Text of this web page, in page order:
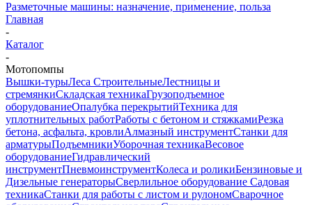
Разметочные машины: назначение, применение, польза
Главная
-
Каталог
-
Мотопомпы
Вышки-турыЛеса СтроительныеЛестницы и
стремянкиСкладская техникаГрузоподъемное
оборудованиеОпалубка перекрытийТехника для
уплотнительных работРаботы с бетоном и стяжкамиРезка
бетона, асфальта, кровлиАлмазный инструментСтанки для
арматурыПодъемникиУборочная техникаВесовое
оборудованиеГидравлический
инструментПневмоинструментКолеса и роликиБензиновые и
Дизельные генераторыСверлильное оборудование Садовая
техникаСтанки для работы с листом и рулономСварочное